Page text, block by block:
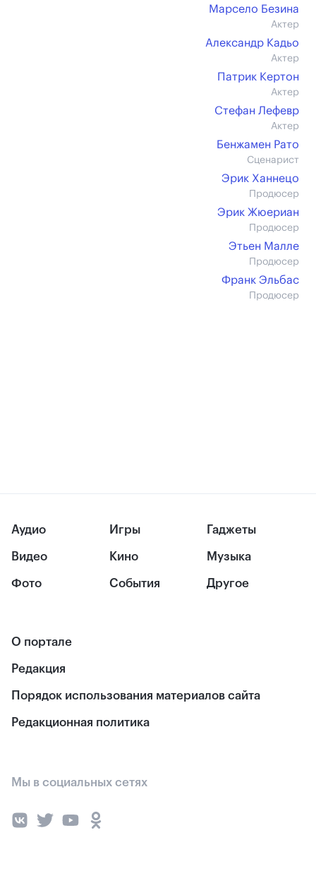
Марсело Безина
Актер
Александр Кадьо
Актер
Патрик Кертон
Актер
Стефан Лефевр
Актер
Бенжамен Рато
Сценарист
Эрик Ханнецо
Продюсер
Эрик Жюериан
Продюсер
Этьен Малле
Продюсер
Франк Эльбас
Продюсер
Аудио
Видео
Фото
Игры
Кино
События
Гаджеты
Музыка
Другое
О портале
Редакция
Порядок использования материалов сайта
Редакционная политика
Мы в социальных сетях